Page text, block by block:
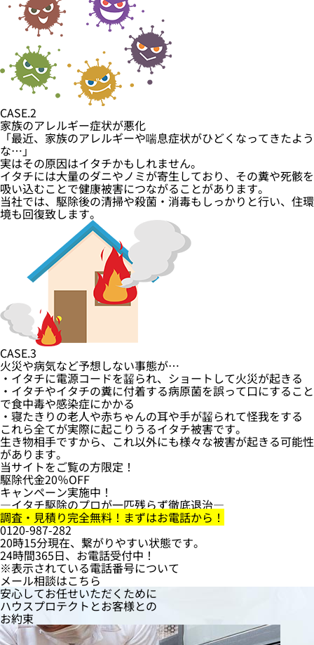
CASE.2
家族のアレルギー症状が悪化
「最近、家族のアレルギーや喘息症状がひどくなってきたよう
な…」
実はその原因はイタチかもしれません。
イタチには大量のダニやノミが寄生しており、その糞や死骸を
吸い込むことで健康被害につながることがあります。
当社では、駆除後の清掃や殺菌・消毒もしっかりと行い、住環
境も回復致します。
CASE.3
火災や病気など予想しない事態が…
・イタチに電源コードを齧られ、ショートして火災が起きる
・イタチやイタチの糞に付着する病原菌を誤って口にすること
で食中毒や感染症にかかる
・寝たきりの老人や赤ちゃんの耳や手が齧られて怪我をする
これら全てが実際に起こりうるイタチ被害です。
生き物相手ですから、これ以外にも様々な被害が起きる可能性
があります。
当サイトをご覧の方限定！
駆除代金20％OFF
キャンペーン実施中！
―イタチ駆除のプロが一匹残らず徹底退治―
調査・見積り完全無料！まずはお電話から！
0120-987-282
20時15分現在、繋がりやすい状態です。
24時間365日、お電話受付中！
※表示されている電話番号について
メール相談はこちら
安心してお任せいただくために
ハウスプロテクト とお客様との
お約束